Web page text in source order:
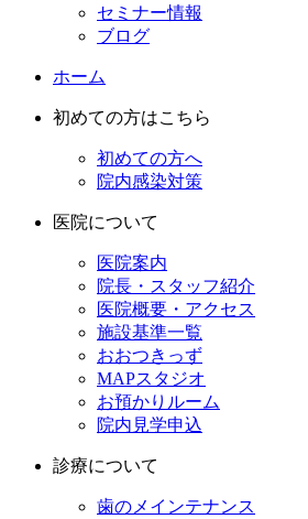
セミナー情報
ブログ
ホーム
初めての方はこちら
初めての方へ
院内感染対策
医院について
医院案内
院長・スタッフ紹介
医院概要・アクセス
施設基準一覧
おおつきっず
MAPスタジオ
お預かりルーム
院内見学申込
診療について
歯のメインテナンス